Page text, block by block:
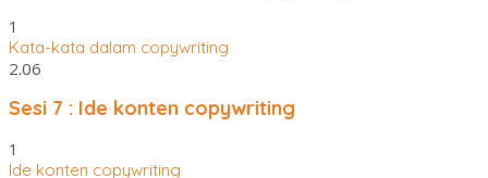
1
Kata-kata dalam copywriting
2.06
Sesi 7 : Ide konten copywriting
1
Ide konten copywriting